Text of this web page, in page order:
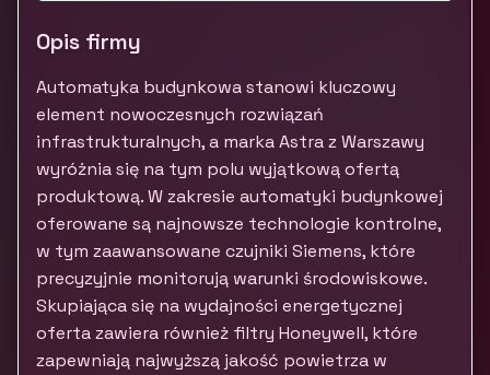
Opis firmy
Automatyka budynkowa stanowi kluczowy
element nowoczesnych rozwiązań
infrastrukturalnych, a marka Astra z Warszawy
wyróżnia się na tym polu wyjątkową ofertą
produktową. W zakresie automatyki budynkowej
oferowane są najnowsze technologie kontrolne,
w tym zaawansowane czujniki Siemens, które
precyzyjnie monitorują warunki środowiskowe.
Skupiająca się na wydajności energetycznej
oferta zawiera również filtry Honeywell, które
zapewniają najwyższą jakość powietrza w